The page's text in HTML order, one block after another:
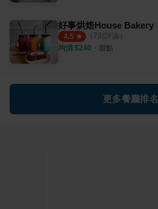
好事烘焙House Bakery
4.5 （ 7則評論）
均消 $240 ・ 甜點
更多餐廳排名